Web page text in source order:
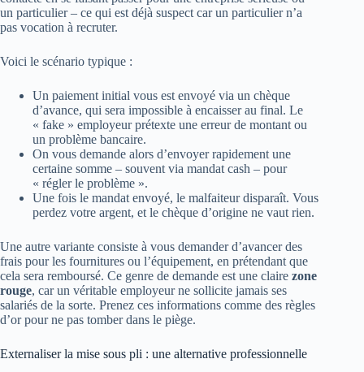
un particulier – ce qui est déjà suspect car un particulier n’a
pas vocation à recruter.
Voici le scénario typique :
Un paiement initial vous est envoyé via un chèque
d’avance, qui sera impossible à encaisser au final. Le
« fake » employeur prétexte une erreur de montant ou
un problème bancaire.
On vous demande alors d’envoyer rapidement une
certaine somme – souvent via mandat cash – pour
« régler le problème ».
Une fois le mandat envoyé, le malfaiteur disparaît. Vous
perdez votre argent, et le chèque d’origine ne vaut rien.
Une autre variante consiste à vous demander d’avancer des
frais pour les fournitures ou l’équipement, en prétendant que
cela sera remboursé. Ce genre de demande est une claire zone
rouge, car un véritable employeur ne sollicite jamais ses
salariés de la sorte. Prenez ces informations comme des règles
d’or pour ne pas tomber dans le piège.
Externaliser la mise sous pli : une alternative professionnelle